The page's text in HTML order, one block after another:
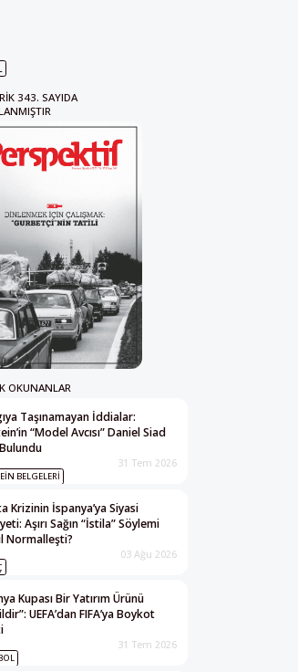
343. SAYIDA
OKUNANLAR
Taşınamayan İddialar:
“Model Avcısı” Daniel Siad
BELGELERI
31 Tem 2026
Krizinin İspanya’ya Siyasi
Aşırı Sağın “İstila” Söylemi
Normalleşti?
03 Ağu 2026
Kupası Bir Yatırım Ürünü
UEFA’dan FIFA’ya Boykot
31 Tem 2026